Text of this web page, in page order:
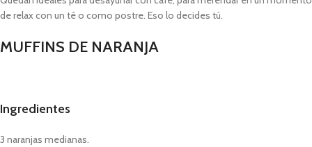
de relax con un té o como postre. Eso lo decides tú.
MUFFINS DE NARANJA
Ingredientes
3 naranjas medianas.